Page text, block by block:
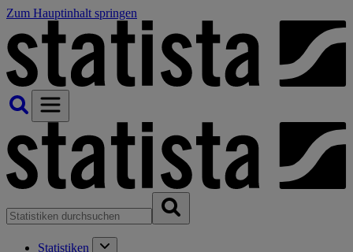
Zum Hauptinhalt springen
Statistiken